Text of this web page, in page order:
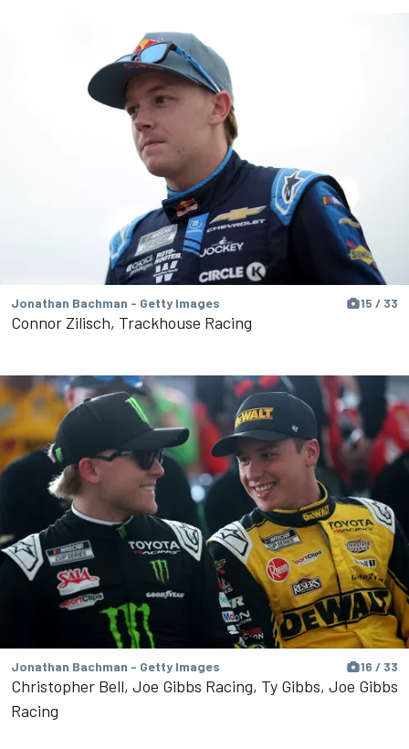
Jonathan Bachman - Getty Images 15 / 33
Connor Zilisch, Trackhouse Racing
Jonathan Bachman - Getty Images 16 / 33
Christopher Bell, Joe Gibbs Racing, Ty Gibbs, Joe Gibbs
Racing